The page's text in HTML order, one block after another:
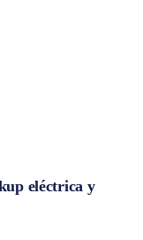
eléctrica y